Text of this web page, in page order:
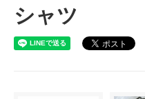
シャツ